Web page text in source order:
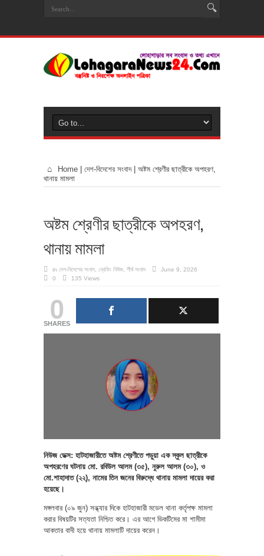
Home দেশ-বিদেশের সংবাদ
অষ্টম শ্রেণীর ছাত্রীকে অপহরণ,
থানায় মামলা
অষ্টম শ্রেণীর ছাত্রীকে অপহরণ,
থানায় মামলা
in দেশ-বিদেশের সংবাদ ব্রেকিং নিউজ শীর্ষ সংবাদ
June 9, 2026
0
135 Views
0
SHARES
নিউজ ডেক্স: হাটহাজারীতে অষ্টম শ্রেণীতে পড়ুয়া এক স্কুল ছাত্রীকে
অপহরণের ঘটনায় মো. রবিউল আলম (৩৫), নুরুল আলম (৩০), ও
মো.শাহাদাত (২২), নামের তিন জনের বিরুদ্ধে থানায় মামলা দায়ের করা
হয়েছে।
মঙ্গলবার (০৯ জুন) সন্ধ্যার দিকে হাটহাজারী মডেল থানা কর্তৃপক্ষ মামলা
করার বিষয়টির সত্যতা নিশ্চিত করে। এর আগে ভিকটিমের মা শামীমা
আকতার বাদী হয়ে থানায় মামলাটি দায়ের করেন।